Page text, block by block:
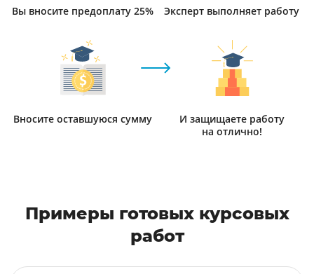
Вы вносите предоплату 25% Эксперт выполняет работу
Вносите оставшуюся сумму
И защищаете работу
на отлично!
Примеры готовых курсовых
работ